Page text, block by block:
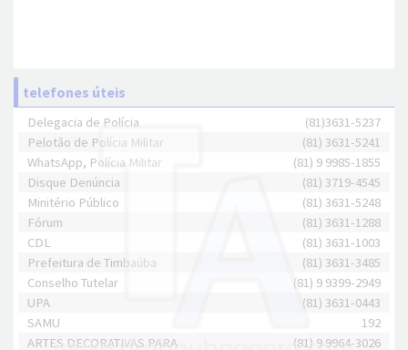
telefones úteis
Delegacia de Polícia
(81)3631-5237
Pelotão de Polícia Militar
(81) 3631-5241
WhatsApp, Polícia Militar
(81) 9 9985-1855
Disque Denúncia
(81) 3719-4545
Minitério Público
(81) 3631-5248
Fórum
(81) 3631-1288
CDL
(81) 3631-1003
Prefeitura de Timbaúba
(81) 3631-3485
Conselho Tutelar
(81) 9 9399-2949
UPA
(81) 3631-0443
SAMU
192
ARTES DECORATIVAS PARA
(81) 9 9964-3026